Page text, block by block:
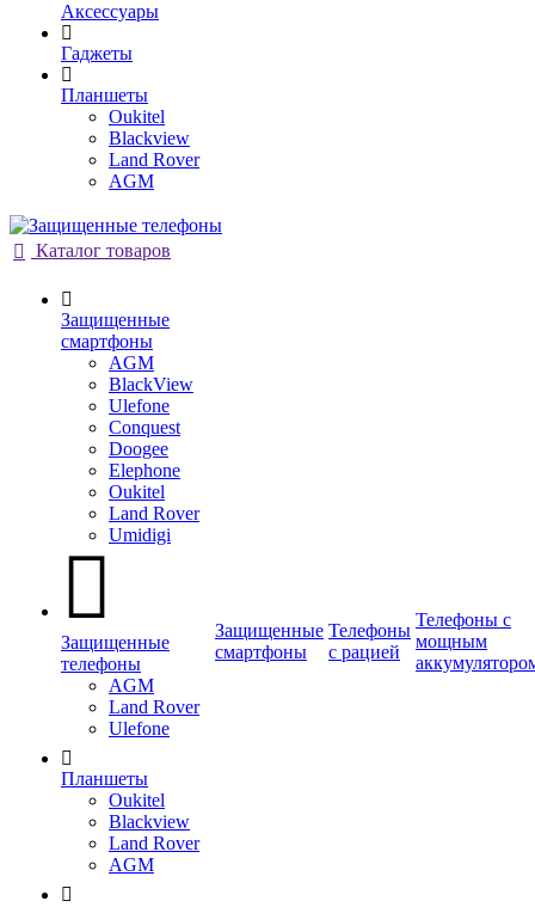
Аксессуары
Гаджеты
Планшеты
Oukitel
Blackview
Land Rover
AGM
Каталог товаров
Защищенные
смартфоны
AGM
BlackView
Ulefone
Conquest
Doogee
Elephone
Oukitel
Land Rover
Umidigi
Защищенные
телефоны
AGM
Land Rover
Ulefone
Планшеты
Oukitel
Blackview
Land Rover
AGM
Защищенные
смартфоны
Телефоны
с рацией
Телефоны с
мощным